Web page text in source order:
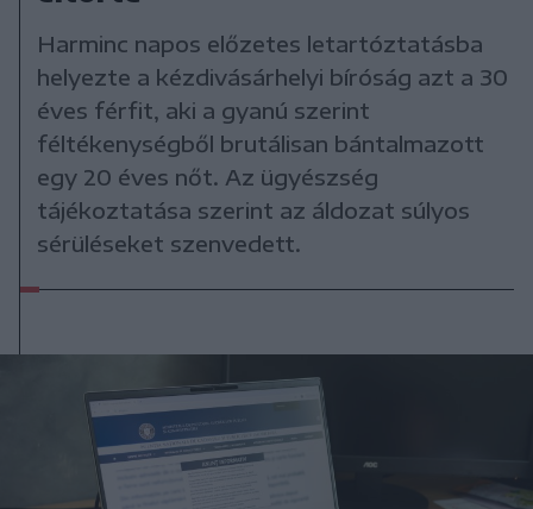
Harminc napos előzetes letartóztatásba
helyezte a kézdivásárhelyi bíróság azt a 30
éves férfit, aki a gyanú szerint
féltékenységből brutálisan bántalmazott
egy 20 éves nőt. Az ügyészség
tájékoztatása szerint az áldozat súlyos
sérüléseket szenvedett.